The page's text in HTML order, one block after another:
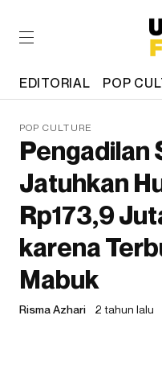
EDITORIAL POP
POP CULTURE
Pengadilan
Jatuhkan
Rp173,9
karena
Mabuk
Risma Azhari 2 tahun lalu